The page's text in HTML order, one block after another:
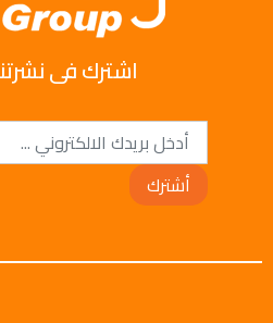
اشترك فى
أشترك